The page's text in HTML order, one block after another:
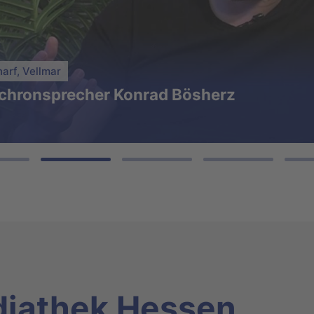
den Unterricht
Vellmar
Konrad Bösherz
Gesellschaftliche